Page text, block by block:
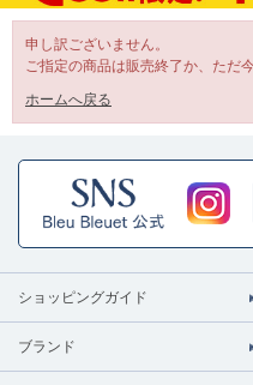
申し訳ございません。
ご指定の商品は販売終了か、ただ
ホームへ戻る
ショッピングガイド
ブランド